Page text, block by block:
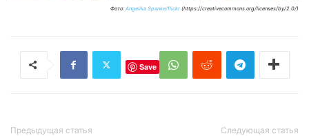
Фото: Angelika Spanke/flickr (https://creativecommons.org/licenses/by/2.0/)
Save
Предыдущая статья Следующая статья